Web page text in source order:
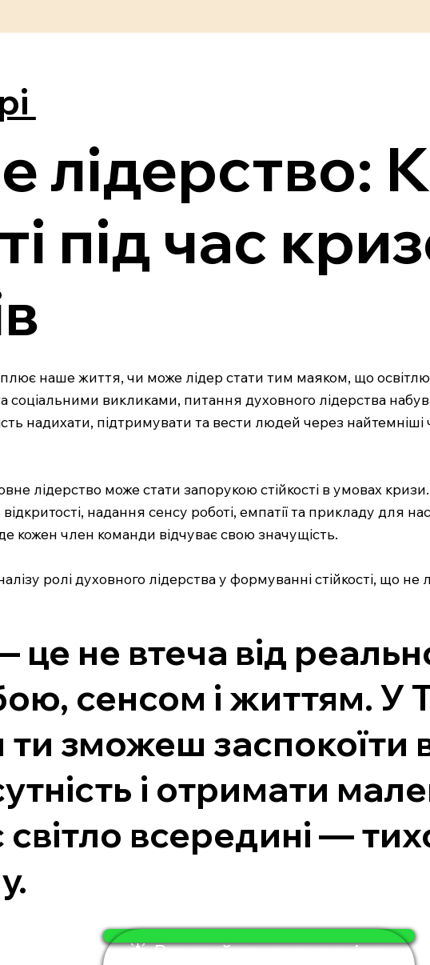
лідерство:
під час
наше життя, чи може лідер стати тим маяком, що
викликами, питання духовного лідерства
надихати, підтримувати та вести людей через найтемніші
лідерство може стати запорукою стійкості в умовах
надання сенсу роботі, емпатії та прикладу для
кожен член команди відчуває свою значущість.
ролі духовного лідерства у формуванні стійкості, що
це не втеча від
сенсом і життям. У
ти зможеш заспокоїти
і отримати
всередині —
🌟 Розкрий свою духовність